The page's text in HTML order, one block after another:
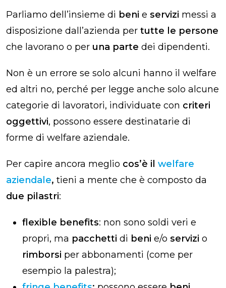
Parliamo dell’insieme di beni e servizi messi a
disposizione dall’azienda per tutte le persone
che lavorano o per una parte dei dipendenti.
Non è un errore se solo alcuni hanno il welfare
ed altri no, perché per legge anche solo alcune
categorie di lavoratori, individuate con criteri
oggettivi, possono essere destinatarie di
forme di welfare aziendale.
Per capire ancora meglio cos’è il welfare
aziendale, tieni a mente che è composto da
due pilastri:
flexible benefits: non sono soldi veri e
propri, ma pacchetti di beni e/o servizi o
rimborsi per abbonamenti (come per
esempio la palestra);